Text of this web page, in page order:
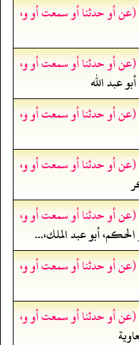
(عن أو حدثنا أو سمعت أو و،
(عن أو حدثنا أو سمعت أو و،
عبد الله
(عن أو حدثنا أو سمعت أو و،
(عن أو حدثنا أو سمعت أو و،
(عن أو حدثنا أو سمعت أو و،
أبو عبد الملك،...
(عن أو حدثنا أو سمعت أو و،
(عن أو حدثنا أو سمعت أو و،